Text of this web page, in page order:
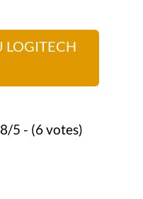
LOGITECH
5 - (6 votes)